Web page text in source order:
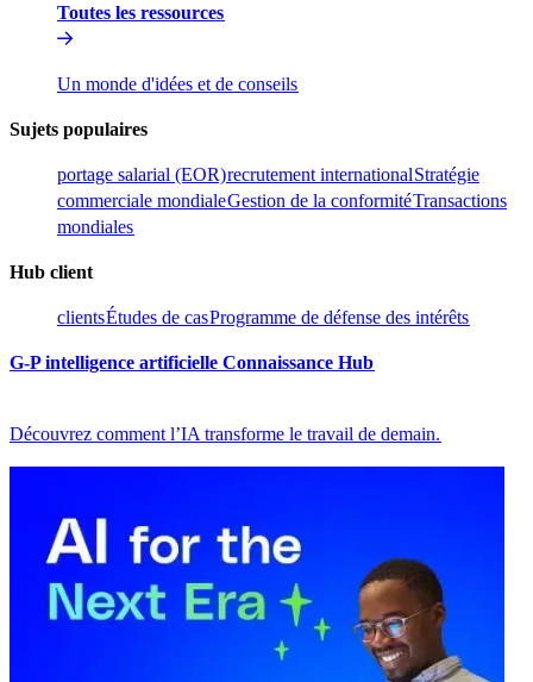
Toutes les ressources​​
Un monde d'idées et de conseils​​
Sujets populaires​​
portage salarial (EOR)​​recrutement international​​Stratégie
commerciale mondiale​​Gestion de la conformité​​Transactions
mondiales​​
Hub client​​
clients​​Études de cas​​Programme de défense des intérêts​​
G-P intelligence artificielle Connaissance Hub​​
Découvrez comment l’IA transforme le travail de demain.​​